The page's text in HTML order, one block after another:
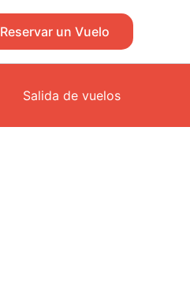
Reservar un Vuelo
Salida de vuelos